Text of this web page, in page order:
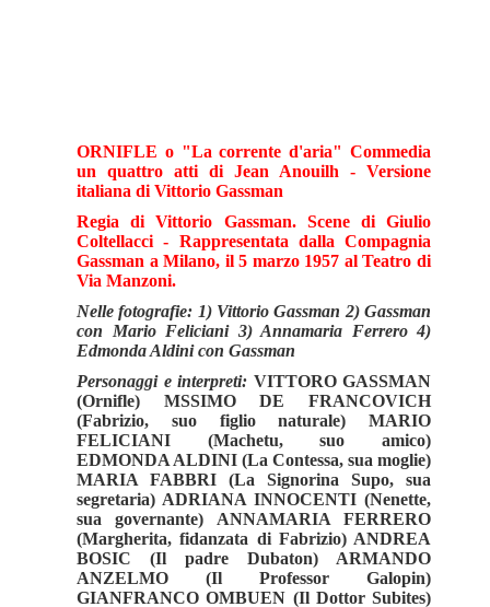
ORNIFLE o "La corrente d'aria" Commedia
un quattro atti di Jean Anouilh - Versione
italiana di Vittorio Gassman
Regia di Vittorio Gassman. Scene di Giulio
Coltellacci - Rappresentata dalla Compagnia
Gassman a Milano, il 5 marzo 1957 al Teatro di
Via Manzoni.
Nelle fotografie: 1) Vittorio Gassman 2) Gassman
con Mario Feliciani 3) Annamaria Ferrero 4)
Edmonda Aldini con Gassman
Personaggi e interpreti: VITTORO GASSMAN
(Ornifle) MSSIMO DE FRANCOVICH
(Fabrizio, suo figlio naturale) MARIO
FELICIANI (Machetu, suo amico)
EDMONDA ALDINI (La Contessa, sua moglie)
MARIA FABBRI (La Signorina Supo, sua
segretaria) ADRIANA INNOCENTI (Nenette,
sua governante) ANNAMARIA FERRERO
(Margherita, fidanzata di Fabrizio) ANDREA
BOSIC (Il padre Dubaton) ARMANDO
ANZELMO (Il Professor Galopin)
GIANFRANCO OMBUEN (Il Dottor Subites)